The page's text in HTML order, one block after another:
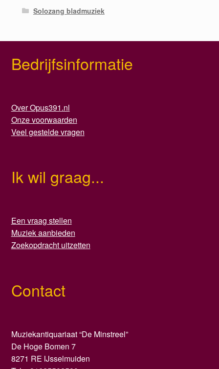
Solozang bladmuziek
Bedrijfsinformatie
Over Opus391.nl
Onze voorwaarden
Veel gestelde vragen
Ik wil graag...
Een vraag stellen
Muziek aanbieden
Zoekopdracht uitzetten
Contact
Muziekantiquariaat “De Minstreel”
De Hoge Bomen 7
8271 RE IJsselmuiden